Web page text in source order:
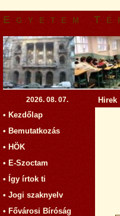
Egyetem
2026. 08. 07. Hirek
• Kezdőlap
• Bemutatkozás
• HÖK
• E-Szoctam
• Így írtok ti
• Jogi szaknyelv
• Fővárosi Bíróság